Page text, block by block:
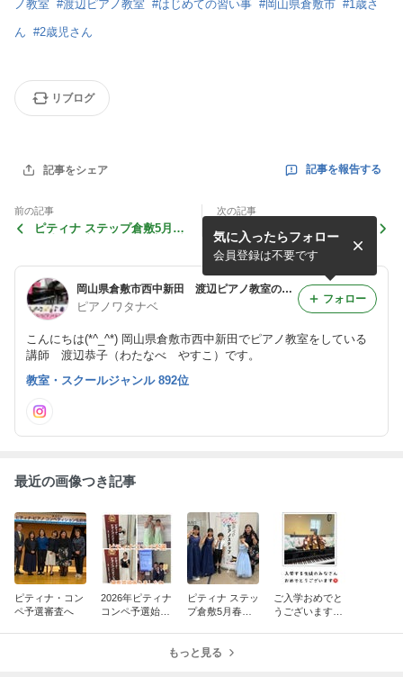
ノ教室 #渡辺ピアノ教室 #はじめての習い事 #岡山県倉敷市 #1歳さ
ん #2歳児さん
リブログ
記事をシェア 記事を報告する
前の記事
ピティナ ステップ倉敷5月春
次の記事
ご入学おめでとうございます
☆岡山県倉敷市渡辺ピアノ
岡山県倉敷市西中新田 渡辺ピアノ教室のブログ
ピアノワタナベ
こんにちは(*^_^*) 岡山県倉敷市西中新田でピアノ教室をしている
講師 渡辺恭子（わたなべ やすこ）です。
気に入ったらフォロー
会員登録は不要です
フォロー
教室・スクールジャンル 892位
最近の画像つき記事
ピティナ・コン
ペ予選審査へ
2026年ピティナ
コンペ予選始ま
ピティナ ステッ
プ倉敷5月春季
すこ
ご入学おめでと
うございます☆
もっと見る